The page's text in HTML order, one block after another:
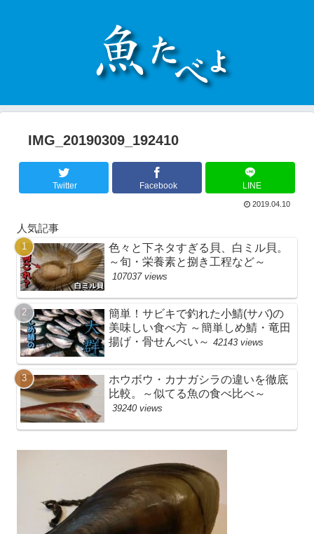
IMG_20190309_192410
Twitter Facebook LINE
2019.04.10
人気記事
色々と下ネタすぎる貝、白ミル貝。
～旬・栄養素と捌き工程など～
107037 views
簡単！サビキで釣れた小鯖(サバ)の
美味しい食べ方 ～簡単しめ鯖・竜田
揚げ・骨せんべい～ 42143 views
ホウボウ・カナガシラの違いを徹底
比較。～似てる魚の食べ比べ～
39240 views